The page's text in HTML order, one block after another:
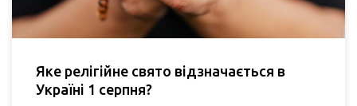
Яке релігійне свято відзначається в
Україні 1 серпня?